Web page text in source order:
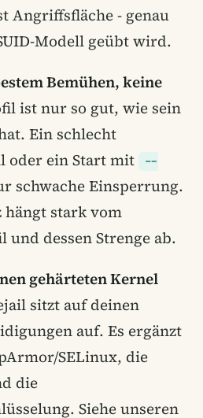
Angriffsfläche - genau
Modell geübt wird.
Bemühen, keine
ist nur so gut, wie sein
Ein schlecht
oder ein Start mit
--
schwache Einsperrung.
hängt stark vom
und dessen Strenge ab.
gehärteten Kernel
sitzt auf deinen
auf. Es ergänzt
SELinux, die
die
Siehe unseren